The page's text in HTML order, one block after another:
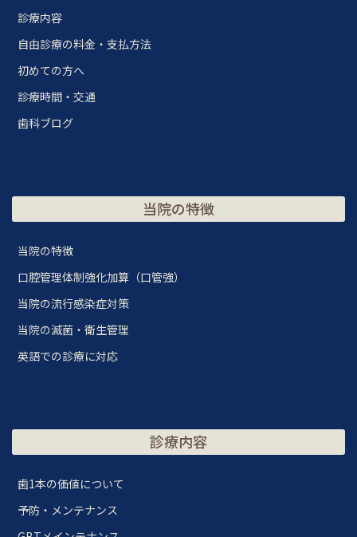
診療内容
自由診療の料金・支払方法
初めての方へ
診療時間・交通
歯科ブログ
当院の特徴
当院の特徴
口腔管理体制強化加算（口管強）
当院の流行感染症対策
当院の滅菌・衛生管理
英語での診療に対応
診療内容
歯1本の価値について
予防・メンテナンス